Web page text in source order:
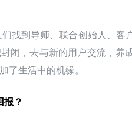
找到导师、联合创始人、客
闭，去与新的用户交流，养
了生活中的机缘。
报？